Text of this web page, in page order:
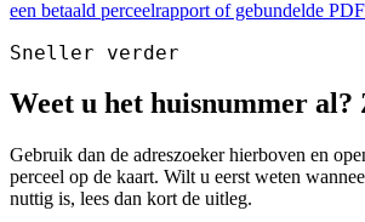
een betaald perceelrapport of gebundelde
Sneller verder
Weet u het huisnummer al?
Gebruik dan de adreszoeker hierboven en
perceel op de kaart. Wilt u eerst weten
nuttig is, lees dan kort de uitleg.